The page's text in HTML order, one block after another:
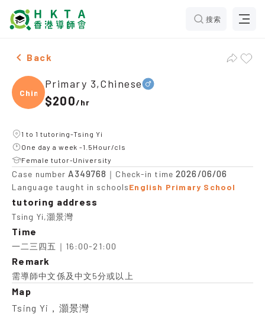
搜索
Male Primary 3,Chinese，Tsing Yi Tuition
Back
Chine
Primary 3,Chinese
$200/hr
1 to 1 tutoring-Tsing Yi
One day a week -1.5Hour/cls
Female tutor-University
Case number A349768 ｜Check-in time2026/06/06
Language taught in schoolsEnglish Primary School
tutoring address
Tsing Yi,灝景灣
Time
一二三四五｜16:00-21:00
Remark
需導師中文係及中文5分或以上
Map
Tsing Yi，灝景灣